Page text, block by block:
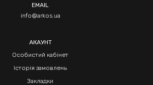
EMAIL
info@arkos.ua
АКАУНТ
Особистий кабінет
Історія замовлень
Закладки